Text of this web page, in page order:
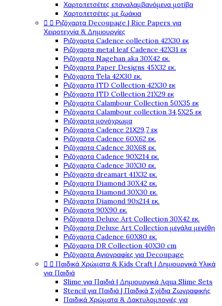
Χαρτοπετσέτες επαναλαμβανόμενα μοτίβα
Χαρτοπετσέτες με ζωάκια
  Ριζόχαρτα Decoupage | Rice Papers για
Χειροτεχνία & Δημιουργίες
Ριζόχαρτα Cadence collection 42X30 εκ
Ριζόχαρτα metal leaf Cadence 42X31 εκ
Ριζόχαρτα Nagehan aka 30X42 εκ.
Ριζόχαρτα Paper Designs 45X32 εκ.
Ριζόχαρτα Tela 42Χ30 εκ.
Ριζόχαρτα ITD Collection 42X30 εκ
Ριζόχαρτα ITD Collection 21X29 εκ
Ριζόχαρτα Calambour Collection 50X35 εκ
Ριζόχαρτα Calambour collection 34,5X25 εκ
Ριζόχαρτα μονόχρωμα
Ριζόχαρτα Cadence 21Χ29,7 εκ
Ριζόχαρτα Cadence 60X62 εκ.
Ριζόχαρτα Cadence 30X68 εκ.
Ριζόχαρτα Cadence 90X214 εκ.
Ριζόχαρτα Cadence 30X30 εκ.
Ριζόχαρτα dreamart 41X32 εκ.
Ριζόχαρτα Diamond 30X42 εκ.
Ριζόχαρτα Diamond 30X30 εκ.
Ριζόχαρτα Diamond 90x214 εκ.
Ριζόχαρτα 90X90 εκ.
Ριζόχαρτα Deluxe Art Collection 30X42 εκ.
Ριζόχαρτα Deluxe Art Collection μεγάλα μεγέθη
Ριζόχαρτα Cadence 60X80 εκ.
Ριζόχαρτα DR Collection 40X30 cm
Ριζόχαρτα Αγιογραφίες για Decoupage
  Παιδικά Χρώματα & Kids Craft | Δημιουργικά Υλικά
για Παιδιά
Slime για Παιδιά | Δημιουργικά Aqua Slime Sets
Stencil για Παιδιά | Παιδικά Σχέδια Ζωγραφικής
Παιδικά Χρώματα & Δακτυλομπογιές για